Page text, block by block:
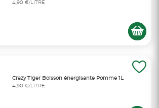
4,90 €/LITRE
Crazy Tiger Boisson énergisante Pomme 1L
4,90 €/LITRE